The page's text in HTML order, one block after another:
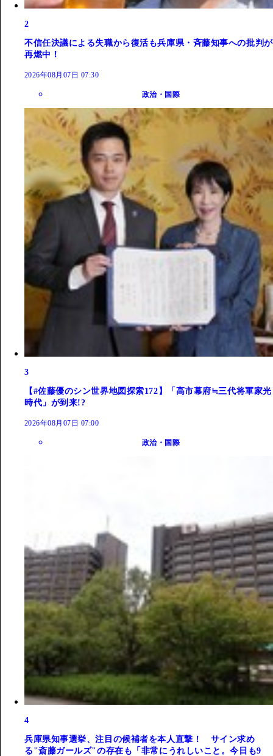
2
不信任決議による失職から復活も兵庫県・斉藤知事への批判が
再燃中！
2026年08月07日 07:30
政治・国際
3
【#佐藤優のシン世界地図探索172】「高市幕府≒三代将軍家光
時代」が到来!?
2026年08月07日 07:00
政治・国際
4
兵庫県知事選挙、注目の候補者を本人直撃！ サイン求め
る"斎藤ガールズ"の存在も「非常にうれしいこと。今日も9